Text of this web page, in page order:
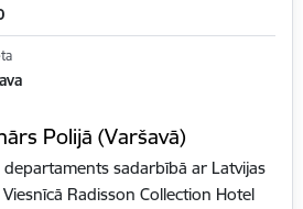
Polijā (Varšavā)
departaments sadarbībā ar Latvijas
Radisson Collection Hotel